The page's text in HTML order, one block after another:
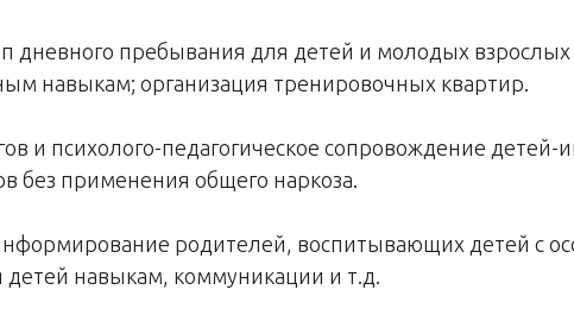
дневного пребывания для детей и молодых
навыкам; организация тренировочных квартир.
и психолого-педагогическое сопровождение
без применения общего наркоза.
родителей, воспитывающих детей с
навыкам, коммуникации и т.д.